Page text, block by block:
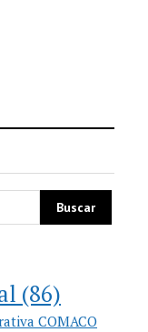
(86)
COMACO